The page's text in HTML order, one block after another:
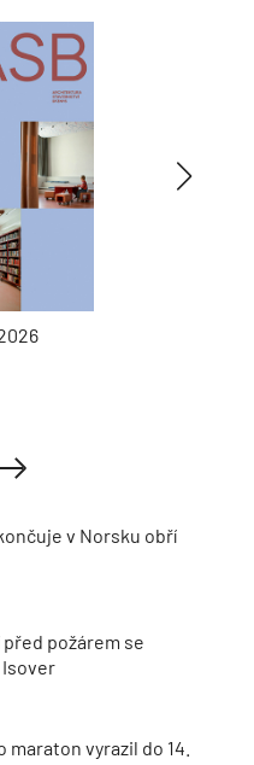
v Norsku obří
požárem se
vyrazil do 14.